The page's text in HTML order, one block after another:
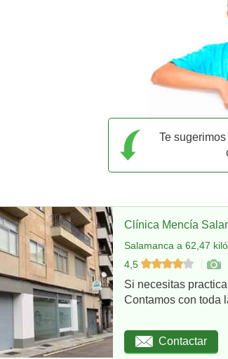
Te
Clínica Mencía
Salamanca a 62,47
4,5
Si necesitas
Contamos con toda
Contactar